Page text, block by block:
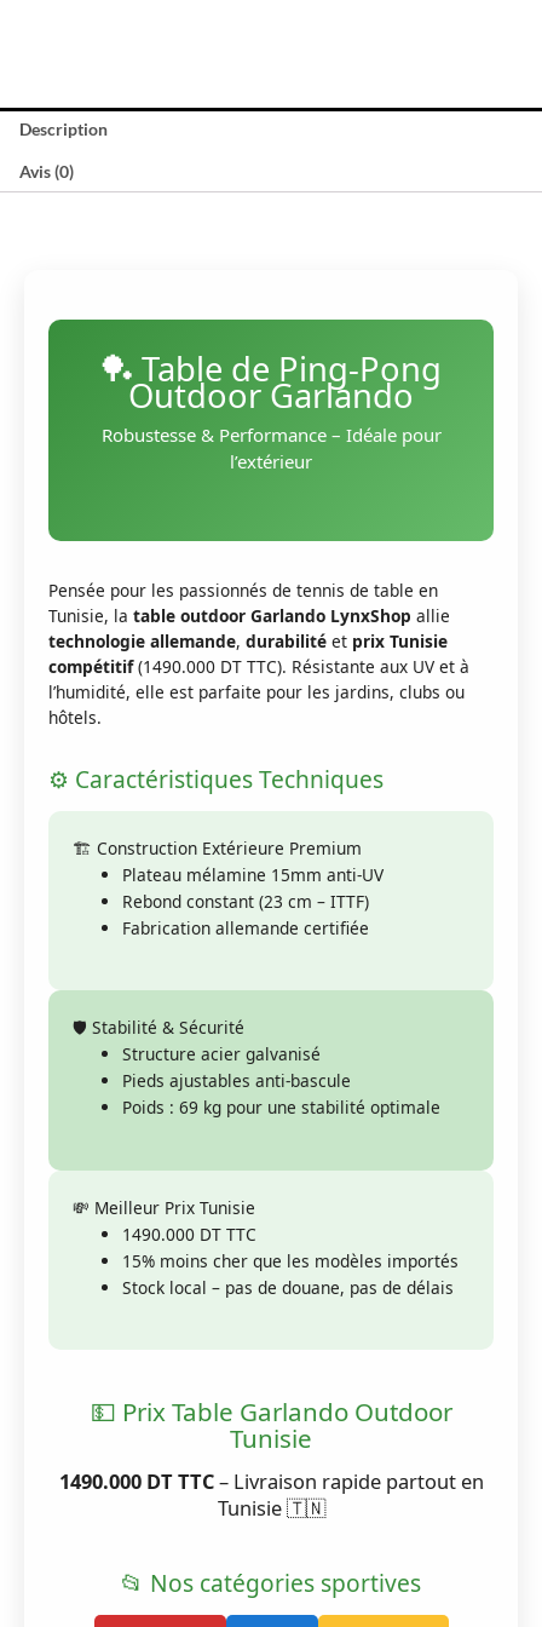
Description
Avis (0)
🏓 Table de Ping-Pong
Outdoor Garlando
Robustesse & Performance – Idéale pour
l’extérieur
Pensée pour les passionnés de tennis de table en
Tunisie, la table outdoor Garlando LynxShop allie
technologie allemande, durabilité et prix Tunisie
compétitif(1490.000 DT TTC). Résistante aux UV et à
l’humidité, elle est parfaite pour les jardins, clubs ou
hôtels.
⚙️ Caractéristiques Techniques
🏗️ Construction Extérieure Premium
Plateau mélamine 15mm anti-UV
Rebond constant (23 cm – ITTF)
Fabrication allemande certifiée
🛡️ Stabilité & Sécurité
Structure acier galvanisé
Pieds ajustables anti-bascule
Poids : 69 kg pour une stabilité optimale
💸 Meilleur Prix Tunisie
1490.000 DT TTC
15% moins cher que les modèles importés
Stock local – pas de douane, pas de délais
💵 Prix Table Garlando Outdoor
Tunisie
1490.000 DT TTC– Livraison rapide partout en
Tunisie 🇹🇳
📂 Nos catégories sportives